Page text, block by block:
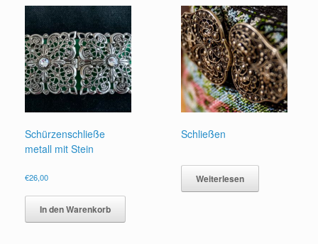
Schürzenschließe
metall mit Stein
€26,00
In den Warenkorb
Schließen
Weiterlesen